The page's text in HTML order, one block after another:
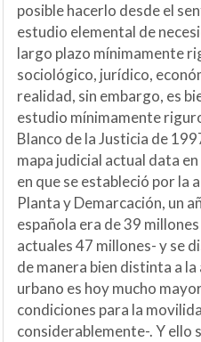
posible hacerlo desde el
estudio elemental de
largo plazo mínimamente
sociológico, jurídico,
realidad, sin embargo, es
estudio mínimamente
Blanco de la Justicia de
mapa judicial actual data
en que se estableció por la
Planta y Demarcación, un
española era de 39
actuales 47 millones- y se
de manera bien distinta a
urbano es hoy mucho
condiciones para la
considerablemente-. Y ello